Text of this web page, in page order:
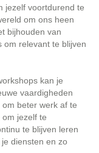
jezelf voortdurend te
om ons heen
bijhouden van
om relevant te blijven
kan je
vaardigheden
beter werk af te
jezelf te
te blijven leren
diensten en zo